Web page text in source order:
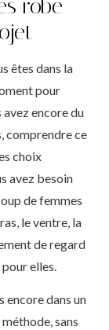
robe
êtes dans la
pour
avez encore du
comprendre ce
choix
avez besoin
de femmes
le ventre, la
de regard
elles.
encore dans un
sans